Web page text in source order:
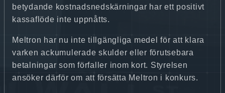
betydande kostnadsnedskärningar har ett positivt
kassaflöde inte uppnåtts.
Meltron har nu inte tillgängliga medel för att klara
varken ackumulerade skulder eller förutsebara
betalningar som förfaller inom kort. Styrelsen
ansöker därför om att försätta Meltron i konkurs.